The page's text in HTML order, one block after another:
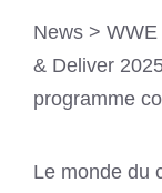
News > WWE
& Deliver
programme
Le monde du